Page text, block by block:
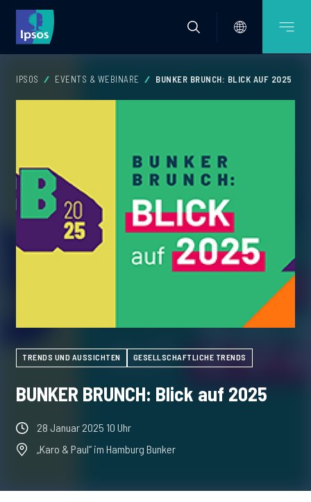
IPSOS EVENTS & WEBINARE BUNKER BRUNCH: BLICK AUF 2025
TRENDS UND AUSSICHTEN GESELLSCHAFTLICHE TRENDS
BUNKER BRUNCH: Blick auf 2025
28 Januar 2025 10 Uhr
„Karo & Paul“ im Hamburg Bunker